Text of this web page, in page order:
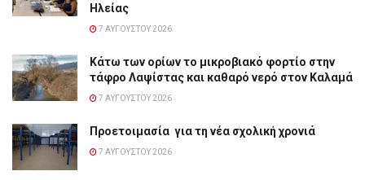
Ηλείας
7 ΑΥΓΟΎΣΤΟΥ 2026
Κάτω των ορίων το μικροβιακό φορτίο στην
τάφρο Λαψίστας και καθαρό νερό στον Καλαμά
7 ΑΥΓΟΎΣΤΟΥ 2026
Προετοιμασία για τη νέα σχολική χρονιά
7 ΑΥΓΟΎΣΤΟΥ 2026